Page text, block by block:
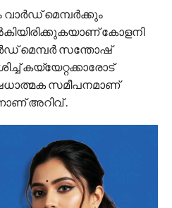
മെമ്പർക്കും
കോളനി
മെമ്പർ സന്തോഷ്
കയ്യേറ്റക്കാരോട്
സമീപനമാണ്
അറിവ് .